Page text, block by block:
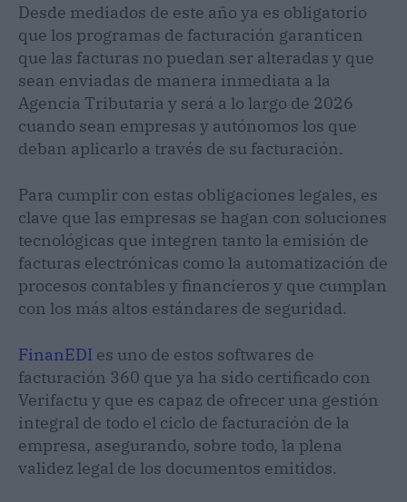
Desde mediados de este año ya es obligatorio
que los programas de facturación garanticen
que las facturas no puedan ser alteradas y que
sean enviadas de manera inmediata a la
Agencia Tributaria y será a lo largo de 2026
cuando sean empresas y autónomos los que
deban aplicarlo a través de su facturación.
Para cumplir con estas obligaciones legales, es
clave que las empresas se hagan con soluciones
tecnológicas que integren tanto la emisión de
facturas electrónicas como la automatización de
procesos contables y financieros y que cumplan
con los más altos estándares de seguridad.
FinanEDI es uno de estos softwares de
facturación 360 que ya ha sido certificado con
Verifactu y que es capaz de ofrecer una gestión
integral de todo el ciclo de facturación de la
empresa, asegurando, sobre todo, la plena
validez legal de los documentos emitidos.